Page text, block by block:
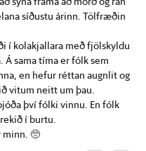
síðustu árinn. Tölfræðin
í kolakjallara með fjölskyldu
Á sama tíma er fólk sem
en hefur réttan augnlit og
vitum neitt um þau.
því fólki vinnu. En fólk
í burtu.
minn. 🥺